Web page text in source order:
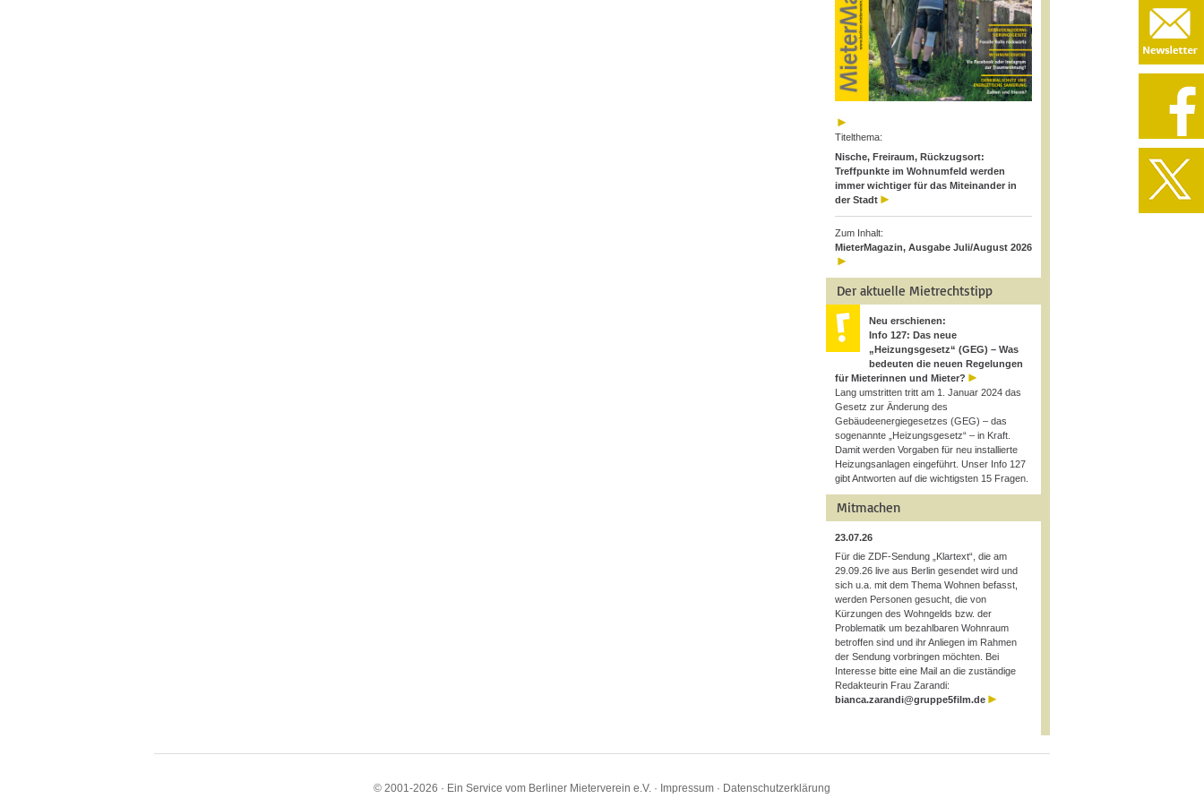
Titelthema:
Nische, Freiraum, Rückzugsort:
Treffpunkte im Wohnumfeld werden
immer wichtiger für das Miteinander in
der Stadt
Zum Inhalt:
MieterMagazin, Ausgabe Juli/August 2026
Der aktuelle Mietrechtstipp
Neu erschienen:
Info 127: Das neue
„Heizungsgesetz“ (GEG) – Was
bedeuten die neuen Regelungen
für Mieterinnen und Mieter?
Lang umstritten tritt am 1. Januar 2024 das
Gesetz zur Änderung des
Gebäudeenergiegesetzes (GEG) – das
sogenannte „Heizungsgesetz“ – in Kraft.
Damit werden Vorgaben für neu installierte
Heizungsanlagen eingeführt. Unser Info 127
gibt Antworten auf die wichtigsten 15 Fragen.
Mitmachen
23.07.26
Für die ZDF-Sendung „Klartext“, die am
29.09.26 live aus Berlin gesendet wird und
sich u.a. mit dem Thema Wohnen befasst,
werden Personen gesucht, die von
Kürzungen des Wohngelds bzw. der
Problematik um bezahlbaren Wohnraum
betroffen sind und ihr Anliegen im Rahmen
der Sendung vorbringen möchten. Bei
Interesse bitte eine Mail an die zuständige
Redakteurin Frau Zarandi:
bianca.zarandi@gruppe5film.de
© 2001-2026 · Ein Service vom Berliner Mieterverein e.V. · Impressum · Datenschutzerklärung